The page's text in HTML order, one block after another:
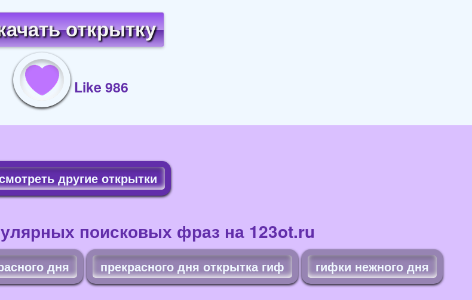
открытку
Like 986
другие открытки
поисковых фраз на 123ot.ru
дня прекрасного дня открытка гиф гифки нежного дня